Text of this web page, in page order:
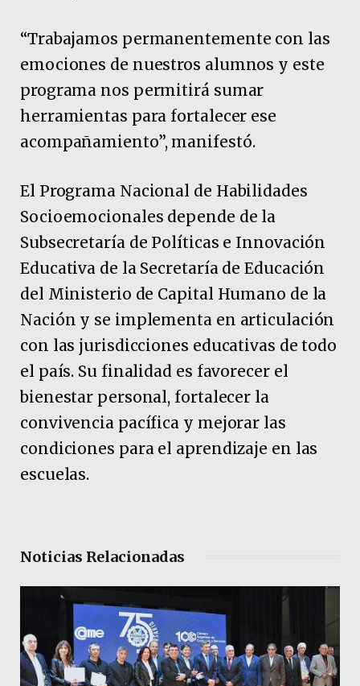
“Trabajamos permanentemente con las
emociones de nuestros alumnos y este
programa nos permitirá sumar
herramientas para fortalecer ese
acompañamiento”, manifestó.
El Programa Nacional de Habilidades
Socioemocionales depende de la
Subsecretaría de Políticas e Innovación
Educativa de la Secretaría de Educación
del Ministerio de Capital Humano de la
Nación y se implementa en articulación
con las jurisdicciones educativas de todo
el país. Su finalidad es favorecer el
bienestar personal, fortalecer la
convivencia pacífica y mejorar las
condiciones para el aprendizaje en las
escuelas.
Noticias Relacionadas